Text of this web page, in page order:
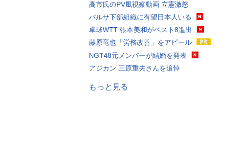
高市氏のPV風視察動画 立憲激怒
バルサ下部組織に有望日本人いる
卓球WTT 張本美和がベスト8進出
藤原竜也「労務改善」をアピール
NGT48元メンバーが結婚を発表
アジカン 三原重夫さんを追悼
もっと見る